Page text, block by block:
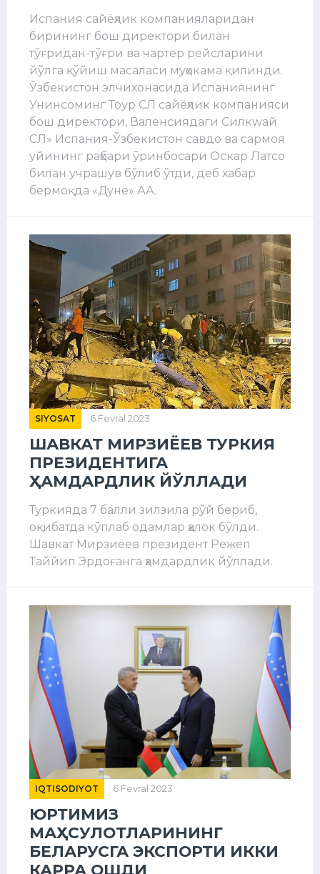
Испания сайёҳлик компанияларидан
бирининг бош директори билан
тўғридан-тўғри ва чартер рейсларини
йўлга қўйиш масаласи муҳокама қилинди.
Ўзбекистон элчихонасида Испаниянинг
Унинcоминг Тоур СЛ сайёҳлик компанияси
бош директори, Валенсиядаги Силкwай
СЛ» Испания-Ўзбекистон савдо ва сармоя
уйининг раҳбари ўринбосари Оскар Латсо
билан учрашув бўлиб ўтди, деб хабар
бермоқда «Дунё» АА.
SIYOSAT 6 Fevral 2023
ШАВКАТ МИРЗИЁЕВ ТУРКИЯ
ПРЕЗИДЕНТИГА
ҲАМДАРДЛИК ЙЎЛЛАДИ
Туркияда 7 балли зилзила рўй бериб,
оқибатда кўплаб одамлар ҳалок бўлди.
Шавкат Мирзиёев президент Режеп
Таййип Эрдоғанга ҳамдардлик йўллади.
IQTISODIYOT 6 Fevral 2023
ЮРТИМИЗ
МАҲСУЛОТЛАРИНИНГ
БЕЛАРУСГА ЭКСПОРТИ ИККИ
КАРРА ОШДИ